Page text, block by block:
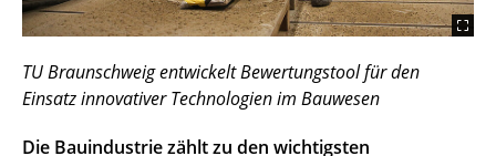
TU Braunschweig entwickelt Bewertungstool für den
Einsatz innovativer Technologien im Bauwesen
Die Bauindustrie zählt zu den wichtigsten